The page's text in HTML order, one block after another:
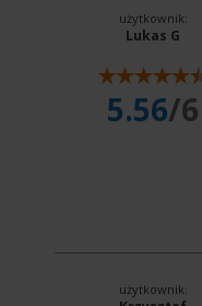
użytkownik:
Lukas G
5.56/6
użytkownik: